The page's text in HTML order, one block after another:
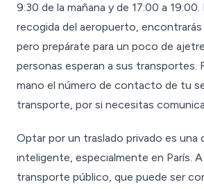
9:30 de la mañana y de 17:00 a 19:00.
recogida del aeropuerto, encontrarás
pero prepárate para un poco de
personas esperan a sus transportes.
mano el número de contacto de tu
transporte, por si necesitas
Optar por un traslado privado es una
inteligente, especialmente en París.
transporte público, que puede ser